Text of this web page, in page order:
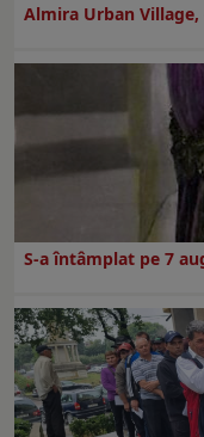
Almira Urban
S-a întâmplat pe 7